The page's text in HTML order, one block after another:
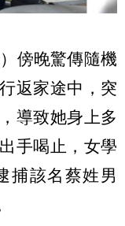
傍晚驚傳隨機
返家途中，突
導致她身上多
手喝止，女學
捕該名蔡姓男